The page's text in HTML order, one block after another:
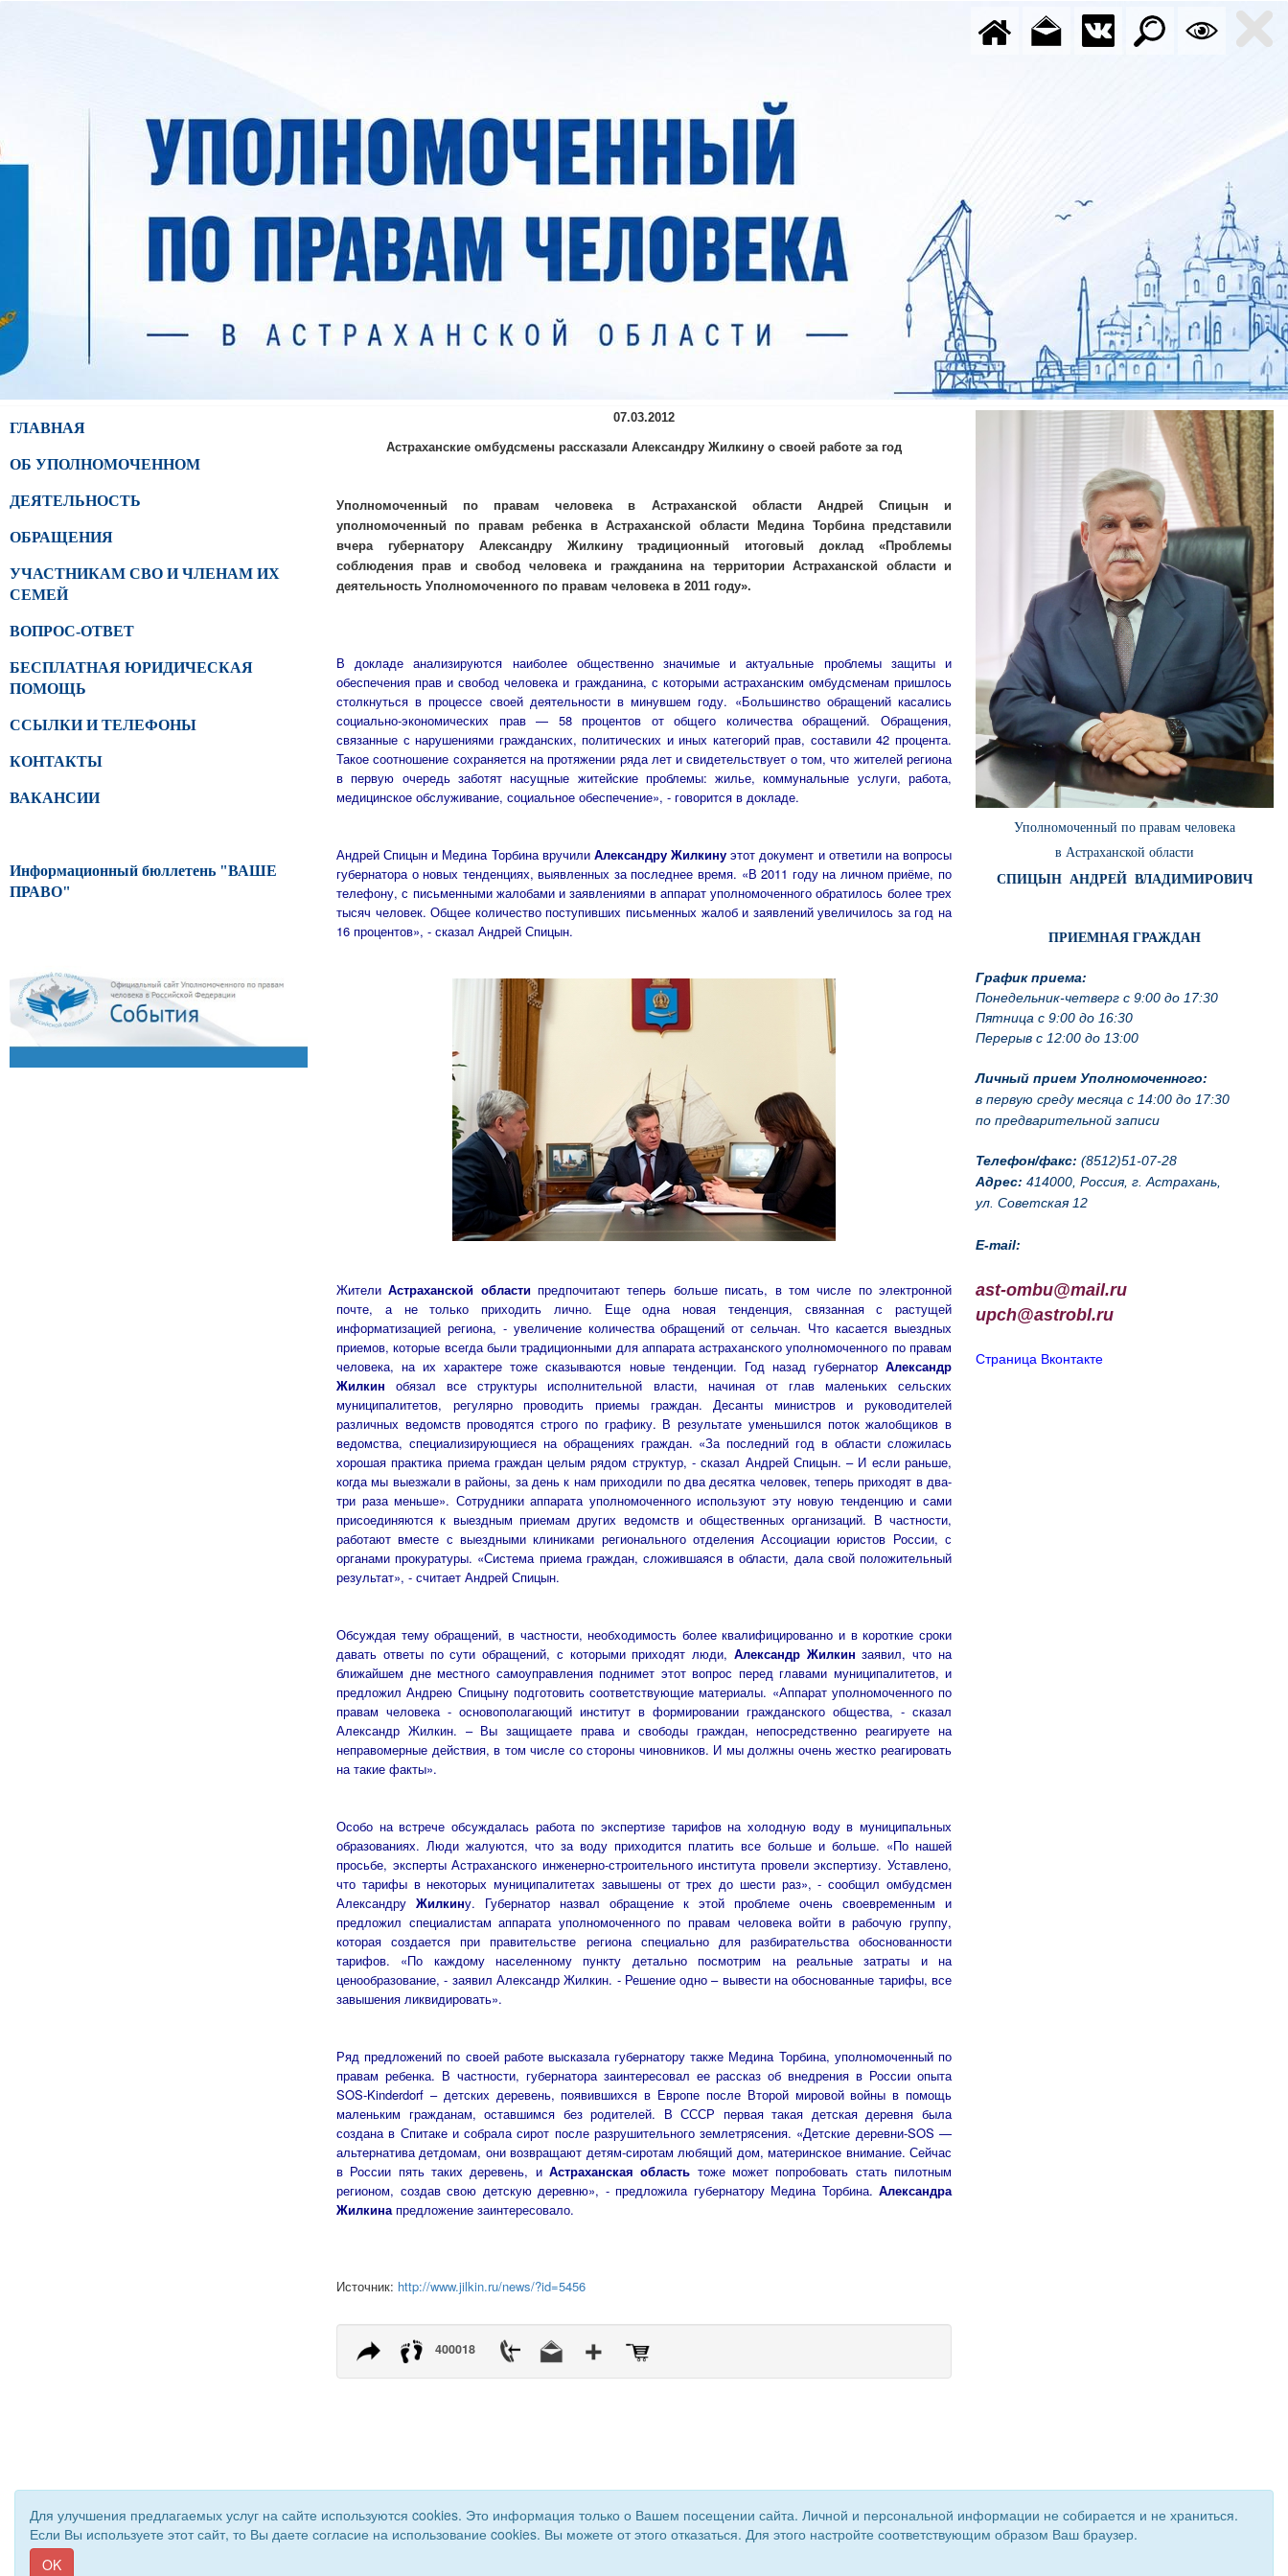
ГЛАВНАЯ
ОБ УПОЛНОМОЧЕННОМ
ДЕЯТЕЛЬНОСТЬ
ОБРАЩЕНИЯ
УЧАСТНИКАМ СВО И ЧЛЕНАМ ИХ
СЕМЕЙ
ВОПРОС-ОТВЕТ
БЕСПЛАТНАЯ ЮРИДИЧЕСКАЯ
ПОМОЩЬ
ССЫЛКИ И ТЕЛЕФОНЫ
КОНТАКТЫ
ВАКАНСИИ
Информационный бюллетень "ВАШЕ
ПРАВО"
Уполномоченный по правам человека
в Астраханской области
СПИЦЫН АНДРЕЙ ВЛАДИМИРОВИЧ
ПРИЕМНАЯ ГРАЖДАН
График приема:
Понедельник-четверг с 9:00 до 17:30
Пятница с 9:00 до 16:30
Перерыв с 12:00 до 13:00
Личный прием Уполномоченного:
в первую среду месяца с 14:00 до 17:30
по предварительной записи
Телефон/факс: (8512)51-07-28
Адрес: 414000, Россия, г. Астрахань,
ул. Советская 12
E-mail:
ast-ombu@mail.ru
upch@astrobl.ru
Страница Вконтакте
07.03.2012
Астраханские омбудсмены рассказали Александру Жилкину о своей работе за год
Уполномоченный по правам человека в Астраханской области Андрей Спицын и
уполномоченный по правам ребенка в Астраханской области Медина Торбина представили
вчера губернатору Александру Жилкину традиционный итоговый доклад «Проблемы
соблюдения прав и свобод человека и гражданина на территории Астраханской области и
деятельность Уполномоченного по правам человека в 2011 году».
В докладе анализируются наиболее общественно значимые и актуальные проблемы защиты и
обеспечения прав и свобод человека и гражданина, с которыми астраханским омбудсменам пришлось
столкнуться в процессе своей деятельности в минувшем году. «Большинство обращений касались
социально-экономических прав — 58 процентов от общего количества обращений. Обращения,
связанные с нарушениями гражданских, политических и иных категорий прав, составили 42 процента.
Такое соотношение сохраняется на протяжении ряда лет и свидетельствует о том, что жителей региона
в первую очередь заботят насущные житейские проблемы: жилье, коммунальные услуги, работа,
медицинское обслуживание, социальное обеспечение», - говорится в докладе.
Андрей Спицын и Медина Торбина вручили Александру Жилкину этот документ и ответили на вопросы
губернатора о новых тенденциях, выявленных за последнее время. «В 2011 году на личном приёме, по
телефону, с письменными жалобами и заявлениями в аппарат уполномоченного обратилось более трех
тысяч человек. Общее количество поступивших письменных жалоб и заявлений увеличилось за год на
16 процентов», - сказал Андрей Спицын.
ЖителиАстраханской областипредпочитают теперь больше писать, в том числе по электронной
почте, а не только приходить лично. Еще одна новая тенденция, связанная с растущей
информатизацией региона, - увеличение количества обращений от сельчан. Что касается выездных
приемов, которые всегда были традиционными для аппарата астраханского уполномоченного по правам
человека, на их характере тоже сказываются новые тенденции. Год назад губернатор Александр
Жилкин обязал все структуры исполнительной власти, начиная от глав маленьких сельских
муниципалитетов, регулярно проводить приемы граждан. Десанты министров и руководителей
различных ведомств проводятся строго по графику. В результате уменьшился поток жалобщиков в
ведомства, специализирующиеся на обращениях граждан. «За последний год в области сложилась
хорошая практика приема граждан целым рядом структур, - сказал Андрей Спицын. – И если раньше,
когда мы выезжали в районы, за день к нам приходили по два десятка человек, теперь приходят в два-
три раза меньше». Сотрудники аппарата уполномоченного используют эту новую тенденцию и сами
присоединяются к выездным приемам других ведомств и общественных организаций. В частности,
работают вместе с выездными клиниками регионального отделения Ассоциации юристов России, с
органами прокуратуры. «Система приема граждан, сложившаяся в области, дала свой положительный
результат», - считает Андрей Спицын.
Обсуждая тему обращений, в частности, необходимость более квалифицированно и в короткие сроки
давать ответы по сути обращений, с которыми приходят люди, Александр Жилкин заявил, что на
ближайшем дне местного самоуправления поднимет этот вопрос перед главами муниципалитетов, и
предложил Андрею Спицыну подготовить соответствующие материалы. «Аппарат уполномоченного по
правам человека - основополагающий институт в формировании гражданского общества, - сказал
Александр Жилкин. – Вы защищаете права и свободы граждан, непосредственно реагируете на
неправомерные действия, в том числе со стороны чиновников. И мы должны очень жестко реагировать
на такие факты».
Особо на встрече обсуждалась работа по экспертизе тарифов на холодную воду в муниципальных
образованиях. Люди жалуются, что за воду приходится платить все больше и больше. «По нашей
просьбе, эксперты Астраханского инженерно-строительного института провели экспертизу. Уставлено,
что тарифы в некоторых муниципалитетах завышены от трех до шести раз», - сообщил омбудсмен
Александру Жилкину. Губернатор назвал обращение к этой проблеме очень своевременным и
предложил специалистам аппарата уполномоченного по правам человека войти в рабочую группу,
которая создается при правительстве региона специально для разбирательства обоснованности
тарифов. «По каждому населенному пункту детально посмотрим на реальные затраты и на
ценообразование, - заявил Александр Жилкин. - Решение одно – вывести на обоснованные тарифы, все
завышения ликвидировать».
Ряд предложений по своей работе высказала губернатору также Медина Торбина, уполномоченный по
правам ребенка. В частности, губернатора заинтересовал ее рассказ об внедрения в России опыта
SOS-Kinderdorf – детских деревень, появившихся в Европе после Второй мировой войны в помощь
маленьким гражданам, оставшимся без родителей. В СССР первая такая детская деревня была
создана в Спитаке и собрала сирот после разрушительного землетрясения. «Детские деревни-SOS —
альтернатива детдомам, они возвращают детям-сиротам любящий дом, материнское внимание. Сейчас
в России пять таких деревень, и Астраханская область тоже может попробовать стать пилотным
регионом, создав свою детскую деревню», - предложила губернатору Медина Торбина. Александра
Жилкинапредложение заинтересовало.
Источник: http://www.jilkin.ru/news/?id=5456
400018
Для улучшения предлагаемых услуг на сайте используются cookies. Это информация только о Вашем посещении сайта. Личной и персональной информации не собирается и не храниться.
Если Вы используете этот сайт, то Вы даете согласие на использование cookies. Вы можете от этого отказаться. Для этого настройте соответствующим образом Ваш браузер.
OK